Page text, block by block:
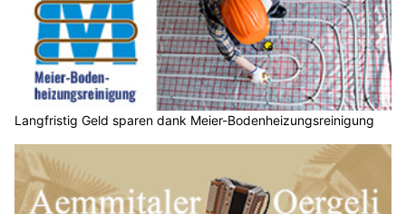
Langfristig Geld sparen dank Meier-Bodenheizungsreinigung